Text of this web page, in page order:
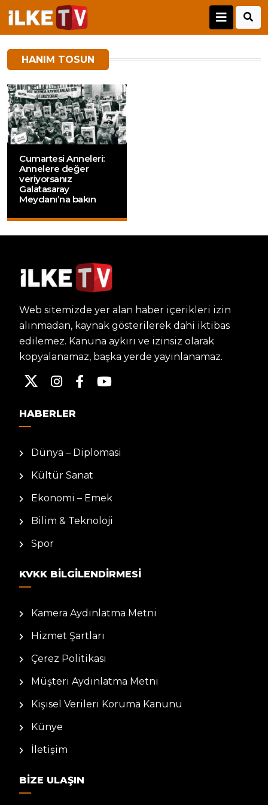
HANIM TOSUN
Cumartesi Anneleri:
Annelere değer
veriyorsanız
Galatasaray
Meydanı’na bakın
Web sitemizde yer alan haber içerikleri izin
alınmadan, kaynak gösterilerek dahi iktibas
edilemez. Kanuna aykırı ve izinsiz olarak
kopyalanamaz, başka yerde yayınlanamaz.
HABERLER
Dünya – Diplomasi
Kültür Sanat
Ekonomi – Emek
Bilim & Teknoloji
Spor
KVKK BILGILENDIRMESI
Kamera Aydınlatma Metni
Hizmet Şartları
Çerez Politikası
Müşteri Aydınlatma Metni
Kişisel Verileri Koruma Kanunu
Künye
İletişim
BIZE ULAŞIN